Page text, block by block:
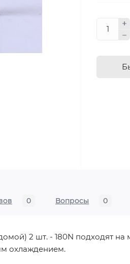
0 Вопросы 0
2 шт. - 180N подходят на
охлаждением.